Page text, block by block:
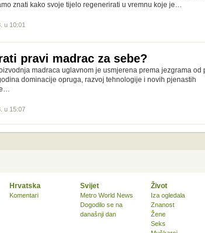
znati kako svoje tijelo regenerirati u vremnu koje je…
u 10:01
pravi madrac za sebe?
madraca uglavnom je usmjerena prema jezgrama od
dominacije opruga, razvoj tehnologije i novih pjenastih
u 15:07
Hrvatska
Komentari
Svijet
Metro World News
Dogodilo se na
današnji dan
Život
Iza ogledala
Znanost
Žene
Seks